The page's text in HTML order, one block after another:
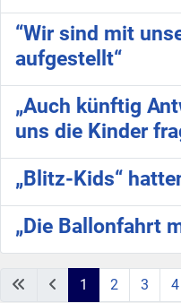
“Wir sind mit
aufgestellt“
„Auch künftig
uns die Kinder
„Blitz-Kids“
„Die Ballonfahrt
1 2 3 4